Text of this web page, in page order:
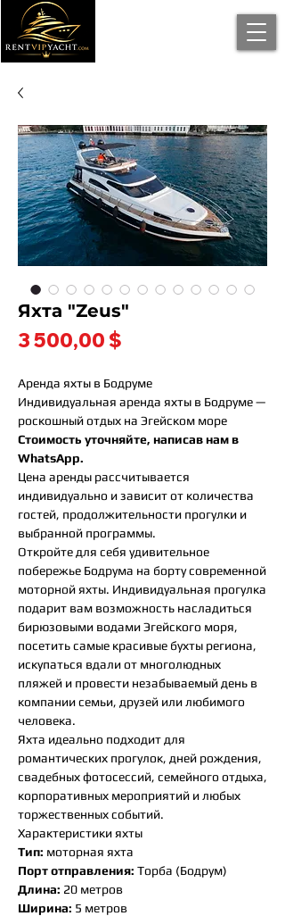
Яхта "Zeus"
3 500,00 $
Аренда яхты в Бодруме
Индивидуальная аренда яхты в Бодруме —
роскошный отдых на Эгейском море
Стоимость уточняйте, написав нам в
WhatsApp.
Цена аренды рассчитывается
индивидуально и зависит от количества
гостей, продолжительности прогулки и
выбранной программы.
Откройте для себя удивительное
побережье Бодрума на борту современной
моторной яхты. Индивидуальная прогулка
подарит вам возможность насладиться
бирюзовыми водами Эгейского моря,
посетить самые красивые бухты региона,
искупаться вдали от многолюдных
пляжей и провести незабываемый день в
компании семьи, друзей или любимого
человека.
Яхта идеально подходит для
романтических прогулок, дней рождения,
свадебных фотосессий, семейного отдыха,
корпоративных мероприятий и любых
торжественных событий.
Характеристики яхты
Тип: моторная яхта
Порт отправления: Торба (Бодрум)
Длина: 20 метров
Ширина: 5 метров